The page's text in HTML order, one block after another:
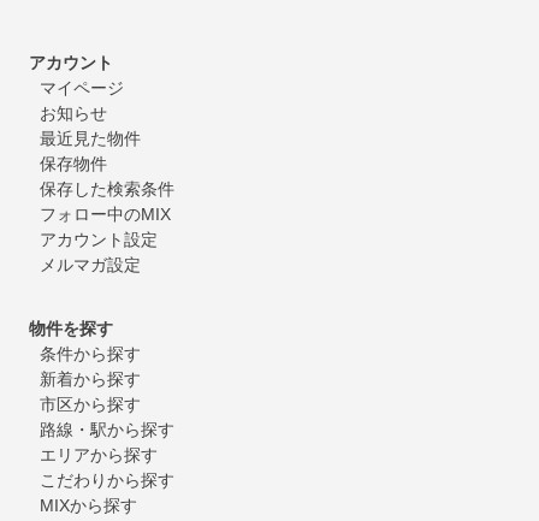
アカウント
マイページ
お知らせ
最近見た物件
保存物件
保存した検索条件
フォロー中のMIX
アカウント設定
メルマガ設定
物件を探す
条件から探す
新着から探す
市区から探す
路線・駅から探す
エリアから探す
こだわりから探す
MIXから探す